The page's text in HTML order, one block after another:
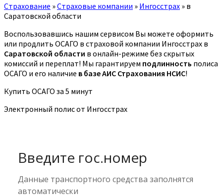
Страхование »Страховые компании » Ингосстрах » в
Саратовской области
Воспользовавшись нашим сервисом Вы можете оформить
или продлить ОСАГО в страховой компании Ингосстрах в
Саратовской области в онлайн-режиме без скрытых
комиссий и переплат! Мы гарантируем подлинность полиса
ОСАГО и его наличие в базе АИС Страхования НСИС!
Купить ОСАГО за 5 минут
Электронный полис от Ингосстрах